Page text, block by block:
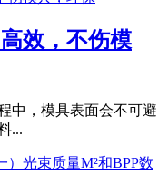
效，不伤模
中，模具表面会不可避
...